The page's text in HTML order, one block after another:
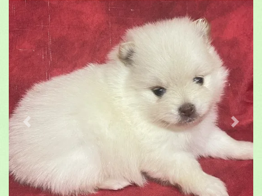
Previous Next